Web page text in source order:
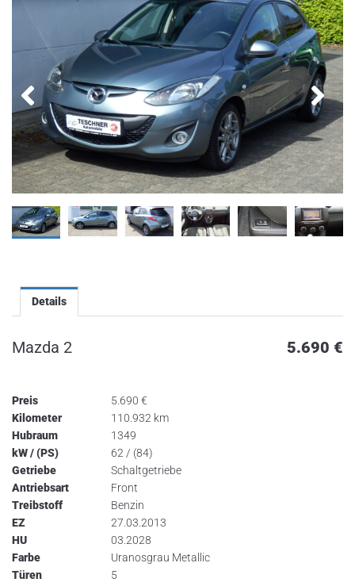
Details
Mazda 2 5.690 €
Preis 5.690€
Kilometer
110.932 km
Hubraum
1349
kW / (PS)
62 / (84)
Getriebe
Schaltgetriebe
Antriebsart
Front
Treibstoff
Benzin
EZ
27.03.2013
HU
03.2028
Farbe
Uranosgrau Metallic
Türen
5